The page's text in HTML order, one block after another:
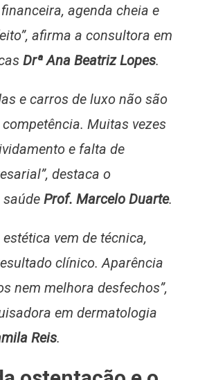
agenda cheia e
afirma a consultora em
Drª Ana Beatriz Lopes.
e carros de luxo não são
Muitas vezes
e falta de
destaca o
Prof. Marcelo Duarte.
vem de técnica,
clínico. Aparência
nem melhora desfechos”,
em dermatologia
Reis.